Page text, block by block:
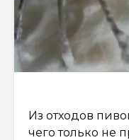
Из отходов
чего только не